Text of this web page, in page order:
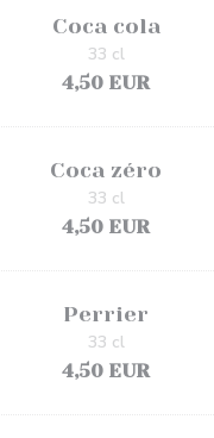
Coca cola
4,50 EUR
33 cl
Coca zéro
4,50 EUR
33 cl
Perrier
4,50 EUR
33 cl